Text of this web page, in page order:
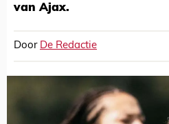
van Ajax.
Door De Redactie